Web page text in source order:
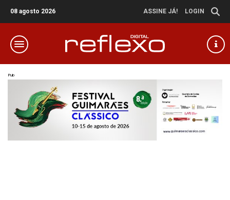
08 agosto 2026 ASSINE JÁ! LOGIN
Pub